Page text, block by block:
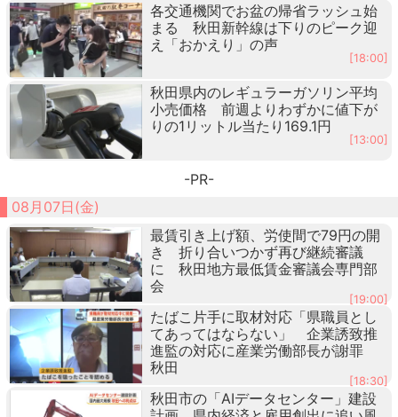
各交通機関でお盆の帰省ラッシュ始
まる 秋田新幹線は下りのピーク迎
え「おかえり」の声
[18:00]
秋田県内のレギュラーガソリン平均
小売価格 前週よりわずかに値下が
りの1リットル当たり169.1円
[13:00]
-PR-
08月07日(金)
最賃引き上げ額、労使間で79円の開
き 折り合いつかず再び継続審議
に 秋田地方最低賃金審議会専門部
会
[19:00]
たばこ片手に取材対応「県職員とし
てあってはならない」 企業誘致推
進監の対応に産業労働部長が謝罪
秋田
[18:30]
秋田市の「AIデータセンター」建設